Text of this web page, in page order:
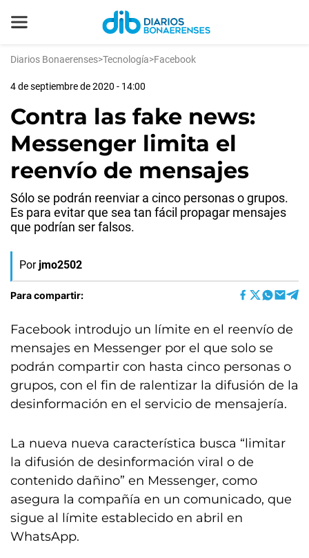
Diarios Bonaerenses>Tecnología>Facebook
4 de septiembre de 2020 - 14:00
Contra las fake news:
Messenger limita el
reenvío de mensajes
Sólo se podrán reenviar a cinco personas o grupos.
Es para evitar que sea tan fácil propagar mensajes
que podrían ser falsos.
Por jmo2502
Para compartir:
Facebook introdujo un límite en el reenvío de
mensajes en Messenger por el que solo se
podrán compartir con hasta cinco personas o
grupos, con el fin de ralentizar la difusión de la
desinformación en el servicio de mensajería.
La nueva nueva característica busca “limitar
la difusión de desinformación viral o de
contenido dañino” en Messenger, como
asegura la compañía en un comunicado, que
sigue al límite establecido en abril en
WhatsApp.